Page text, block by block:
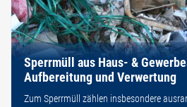
Sperrmüll aus Haus- &
Aufbereitung und Verwertung
Zum Sperrmüll zählen insbesondere